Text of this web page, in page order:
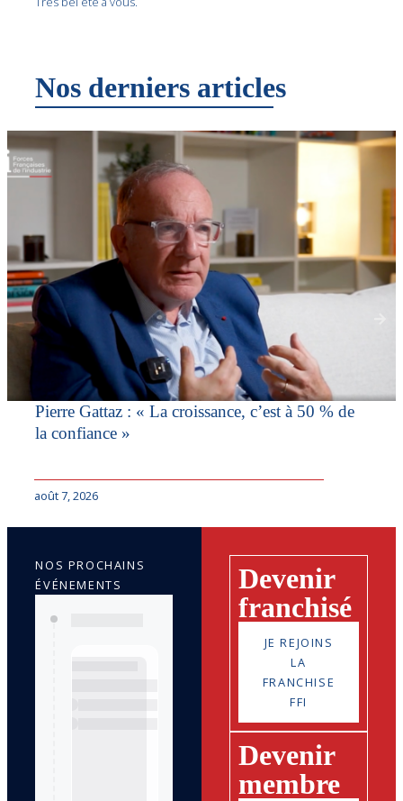
Nos derniers articles
Pierre Gattaz : « La croissance, c’est à 50 % de
la confiance »
août 7, 2026
Devenir
franchisé
JE REJOINS
LA
FRANCHISE
FFI
Devenir
membre
NOS PROCHAINS
ÉVÉNEMENTS